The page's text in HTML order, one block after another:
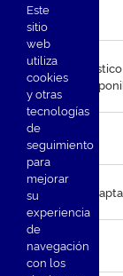
Este
sitio
web
utiliza
cookies
y otras
tecnologías
de
seguimiento
para
mejorar
su
experiencia
de
navegación
con los
Resina –
carretera.
Pegamento